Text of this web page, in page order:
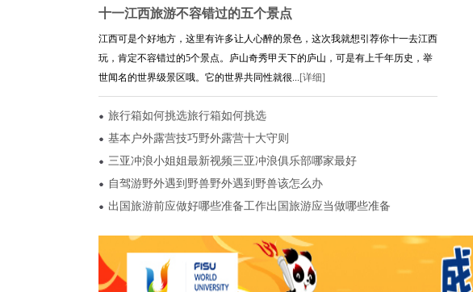
十一江西旅游不容错过的五个景点
江西可是个好地方，这里有许多让人心醉的景色，这次我就想引荐你十一去江西
玩，肯定不容错过的5个景点。庐山奇秀甲天下的庐山，可是有上千年历史，举
世闻名的世界级景区哦。它的世界共同性就很... [详细]
旅行箱如何挑选旅行箱如何挑选
基本户外露营技巧野外露营十大守则
三亚冲浪小姐姐最新视频三亚冲浪俱乐部哪家最好
自驾游野外遇到野兽野外遇到野兽该怎么办
出国旅游前应做好哪些准备工作出国旅游应当做哪些准备